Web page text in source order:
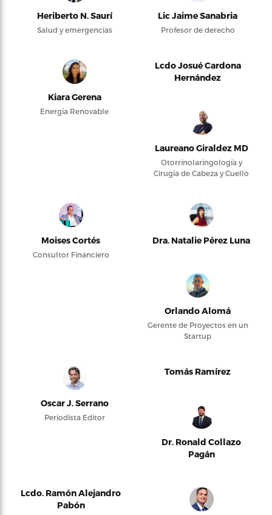
Heriberto N. Saurí
Salud y emergencias
Lic Jaime Sanabria
Profesor de derecho
Kiara Gerena
Energía Renovable
Lcdo Josué Cardona
Hernández
Laureano Giraldez MD
Otorrinolaringología y
Cirugía de Cabeza y Cuello
Moises Cortés
Consultor Financiero
Dra. Natalie Pérez Luna
Orlando Alomá
Gerente de Proyectos en un
Startup
Oscar J. Serrano
Periodista Editor
Tomás Ramírez
Dr. Ronald Collazo
Pagán
Lcdo. Ramón Alejandro
Pabón